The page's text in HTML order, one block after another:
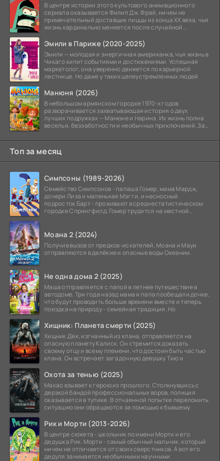
В центре истории этого культового анимационного
сериала оказывается Филип Дж. Фрай, ничем не
примечательный доставщик пиццы из конца XX века, чья
жизнь кардинально меняется после случайной
Эмили в Париже (2020-2025)
Эмили — молодая и энергичная американка, чья жизнь в
Чикаго кипит событиями и достижениями. Успешная
маркетолог, она уверенно движется по карьерной
лестнице. Но даже у таких целеустремленных людей
Манюня (2026)
В небольшом армянском городке 1970-х годов
разворачивается захватывающая история о двух
лучших подружках — Манюне и Наринэ. Их жизнь полна
веселья, беззаботности и необычных приключений. За
Топ за месяц
Симпсоны (1989-2026)
Семейство Симпсонов - папаша Гомер, мама Мардж,
дочери Лиза и маленькая Мэгги, и несносный
подросток Барт - проживают в среднестатистическом
городке Спрингфилд. Гомер трудится на местной
Моана 2 (2024)
Получив вызов от предков-искателей, Моана и Мауи
отправляются в далёкие и опасные воды Океании.
Не одна дома 2 (2025)
Маша отправляется с папой в летнее путешествие в
автодоме. Три года назад мама и папа пообещали дочке,
что будут проводить больше времени вместе и теперь
поездка на природу - семейная традиция. Но
Хищник: Планета смерти (2025)
Хищник Дек, изгнанный из клана, отправляется на
опасную планету Калиск. Он стремится доказать
своему отцу и всему племени, что достоин быть частью
клана. Он встречает загадочную девушку Тию и
Охота за тенью (2025)
Макао взывает к герою из прошлого. Столкнувшись с
дерзкой бандой профессиональных воров, полиция
оказывается в тупике. В отчаянной попытке переломить
ситуацию они обращаются за помощью к бывшему
Рик и Морти (2013-2026)
В центре сюжета - школьник по имени Морти и его
дедушка Рик. Морти - самый обычный мальчик, который
ничем не отличается от своих сверстников. А вот его
дедуля занимается необычными научными